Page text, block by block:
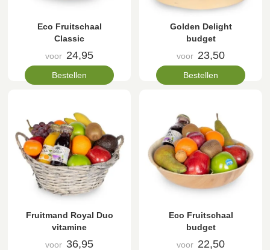
Eco Fruitschaal
Classic
voor 24,95
Bestellen
Golden Delight
budget
voor 23,50
Bestellen
Fruitmand Royal Duo
vitamine
voor 36,95
Eco Fruitschaal
budget
voor 22,50